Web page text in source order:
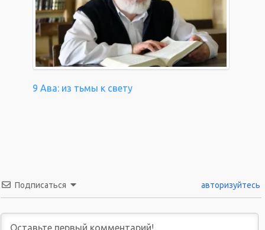
9 Ава: из тьмы к свету
Подписаться авторизуйтесь